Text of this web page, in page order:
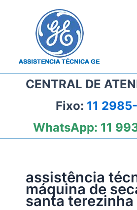
CENTRAL DE
Fixo: 11
WhatsApp: 11
assistência
máquina de
santa terezinha